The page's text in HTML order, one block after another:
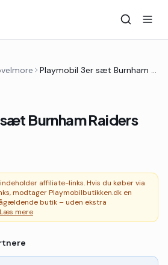
Playmobil 3er sæt Burnham Raiders
Burnham Raiders
affiliate-links. Hvis du køber via
modtager Playmobilbutikken.dk en
butik – uden ekstra
Læs mere